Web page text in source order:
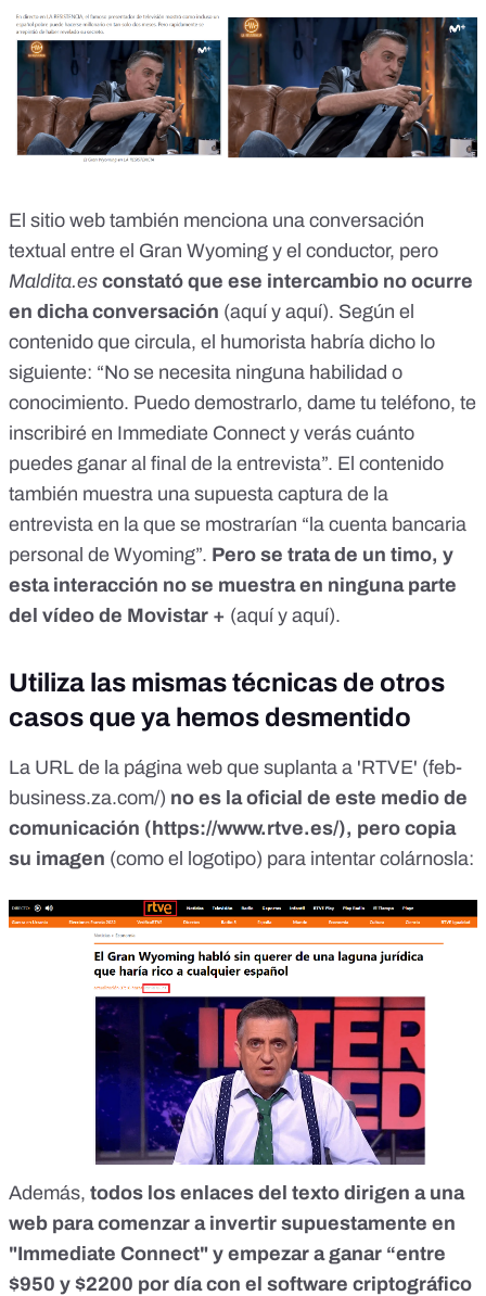
El sitio web también menciona una conversación
textual entre el Gran Wyoming y el conductor, pero
Maldita.es constató que ese intercambio no ocurre
en dicha conversación (aquíy aquí). Según el
contenido que circula, el humorista habría dicho lo
siguiente: “No se necesita ninguna habilidad o
conocimiento. Puedo demostrarlo, dame tu teléfono, te
inscribiré en Immediate Connect y verás cuánto
puedes ganar al final de la entrevista”. El contenido
también muestra una supuesta captura de la
entrevista en la que se mostrarían “la cuenta bancaria
personal de Wyoming”. Pero se trata de un timo, y
esta interacción no se muestra en ninguna parte
del vídeo de Movistar + (aquíy aquí).
Utiliza las mismas técnicas de otros
casos que ya hemos desmentido
La URL de la página web que suplanta a 'RTVE' (feb-
business.za.com/) no es la oficial de este medio de
comunicación (https://www.rtve.es/), pero copia
su imagen (como el logotipo) para intentar colárnosla:
Además, todos los enlaces del texto dirigen a una
web para comenzar a invertir supuestamente en
"Immediate Connect" y empezar a ganar “entre
$950 y $2200 por día con el software criptográfico